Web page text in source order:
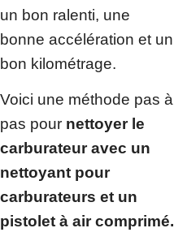
un bon ralenti, une
bonne accélération et un
bon kilométrage.
Voici une méthode pas à
pas pour nettoyer le
carburateur avec un
nettoyant pour
carburateurs et un
pistolet à air comprimé.